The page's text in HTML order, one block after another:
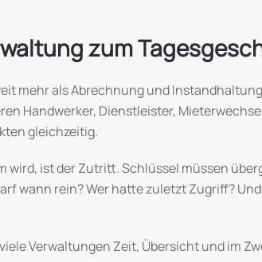
zum
mehr als Abrechnung und
Handwerker, Dienstleister,
gleichzeitig.
wird, ist der Zutritt. Schlüssel müssen
wann rein? Wer hatte zuletzt Zugriff?
Verwaltungen Zeit, Übersicht und im